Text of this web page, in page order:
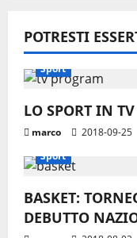
POTRESTI
Sport
LO SPORT IN
marco 2018-09-25
Sport
BASKET:
DEBUTTO